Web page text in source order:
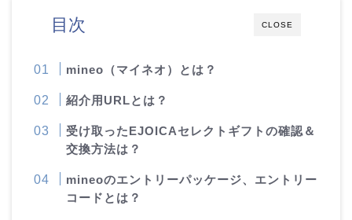
CLOSE
目次
mineo（マイネオ）とは？
紹介用URLとは？
受け取ったEJOICAセレクトギフトの確認＆
交換方法は？
mineoのエントリーパッケージ、エントリー
コードとは？